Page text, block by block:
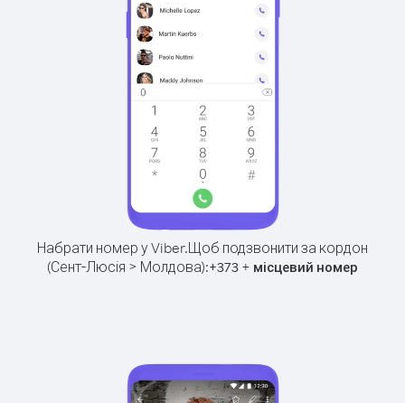
Набрати номер у Viber.Щоб подзвонити за кордон
(Сент-Люсія > Молдова):+373 + місцевий номер